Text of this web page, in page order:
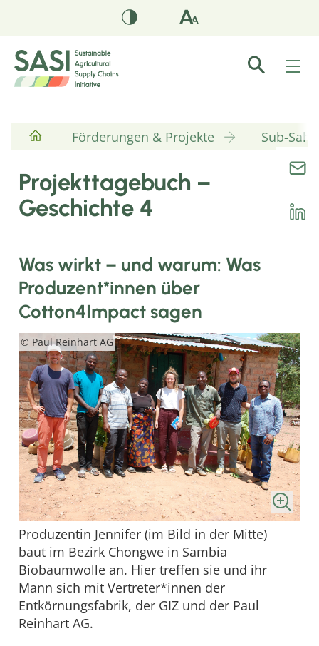
Förderungen & Projekte Sub-
Projekttagebuch –
Geschichte 4
Was wirkt – und warum: Was
Produzent*innen über
Cotton4Impact sagen
© Paul Reinhart AG
Produzentin Jennifer (im Bild in der Mitte)
baut im Bezirk Chongwe in Sambia
Biobaumwolle an. Hier treffen sie und ihr
Mann sich mit Vertreter*innen der
Entkörnungsfabrik, der GIZ und der Paul
Reinhart AG.